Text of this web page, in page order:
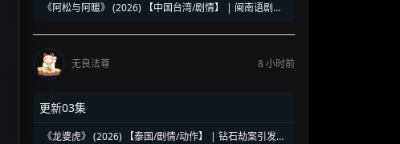
《阿松与阿暖》 (2026) 【中国台湾/剧情】 | 闽南语剧视
无良法尊 8 小时前
更新03集
《龙婆虎》 (2026) 【泰国/剧情/动作】 | 钻石劫案引发的